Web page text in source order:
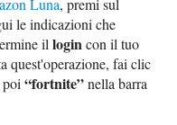
Luna, premi sul
le indicazioni che
illogincon il tuo
quest'operazione, fai clic
poi“fortnite”nella barra